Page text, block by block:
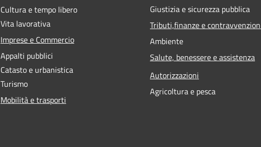
Cultura e tempo libero
Vita lavorativa
Imprese e Commercio
Appalti pubblici
Catasto e urbanistica
Turismo
Mobilità e trasporti
Giustizia e sicurezza pubblica
Tributi,finanze e
Ambiente
Salute, benessere e assistenza
Autorizzazioni
Agricoltura e pesca